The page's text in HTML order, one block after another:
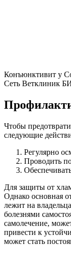
Конъюнктивит у
Сеть Ветклиник
Чтобы
следующие
Регулярно
Проводить
Для защиты от
Однако основная
лежит на
болезнями
самолечение,
привести к
может стать